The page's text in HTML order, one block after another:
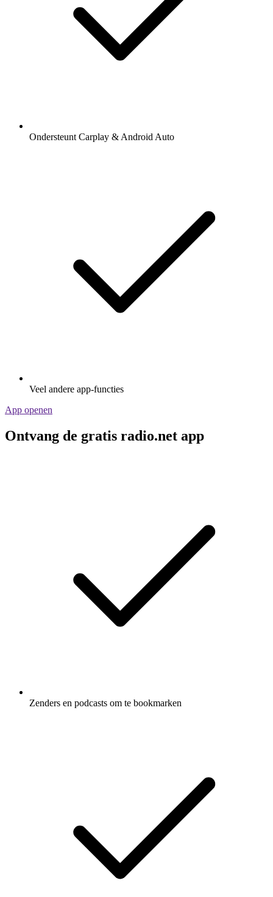
Ondersteunt Carplay & Android Auto
Veel andere app-functies
App openen
Ontvang de gratis radio.net app
Zenders en podcasts om te bookmarken